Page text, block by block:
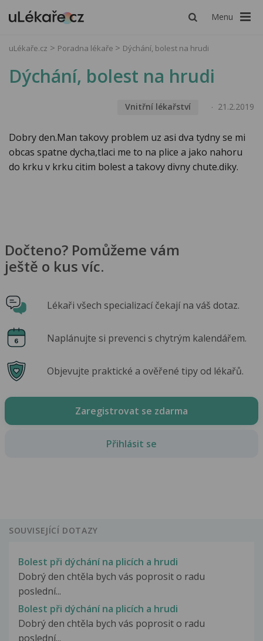
Menu
uLékaře.cz Poradna lékaře Dýchání, bolest na hrudi
Dýchání, bolest na hrudi
Vnitřní lékařství 21.2.2019
Dobry den.Man takovy problem uz asi dva tydny se mi
obcas spatne dycha,tlaci me to na plice a jako nahoru
do krku v krku citim bolest a takovy divny chute.diky.
Dočteno? Pomůžeme vám
ještě o kus víc.
Lékaři všech specializací čekají na váš dotaz.
Naplánujte si prevenci s chytrým kalendářem.
Objevujte praktické a ověřené tipy od lékařů.
Zaregistrovat se zdarma
Přihlásit se
SOUVISEJÍCÍ DOTAZY
Bolest při dýchání na plicích a hrudi
Dobrý den chtěla bych vás poprosit o radu
poslední...
Bolest při dýchání na plicích a hrudi
Dobrý den chtěla bych vás poprosit o radu
poslední...